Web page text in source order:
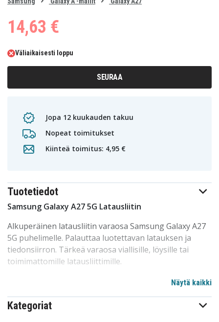
14,63 €
Väliaikaisesti loppu
SEURAA
Jopa 12 kuukauden takuu
Nopeat toimitukset
Kiinteä toimitus: 4,95 €
Tuotetiedot
Samsung Galaxy A27 5G Latausliitin
Alkuperäinen latausliitin varaosa Samsung Galaxy A27
5G puhelimelle. Palauttaa luotettavan latauksen ja
tiedonsiirron. Tärkeä varaosa viallisille, löysille tai
toimimattomille latausliittimille.
Yhteensopiva malli:
Näytä kaikki
Kategoriat